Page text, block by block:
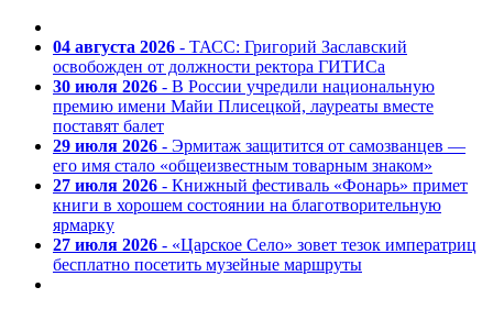
04 августа 2026 - ТАСС: Григорий Заславский
освобожден от должности ректора ГИТИСа
30 июля 2026 - В России учредили национальную
премию имени Майи Плисецкой, лауреаты вместе
поставят балет
29 июля 2026 - Эрмитаж защитится от самозванцев —
его имя стало «общеизвестным товарным знаком»
27 июля 2026 - Книжный фестиваль «Фонарь» примет
книги в хорошем состоянии на благотворительную
ярмарку
27 июля 2026 - «Царское Село» зовет тезок императриц
бесплатно посетить музейные маршруты